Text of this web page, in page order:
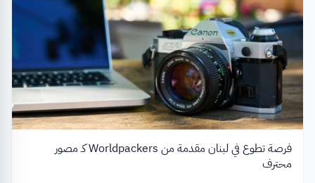
فرصة تطوع في لبنان مقدمة من Worldpackers كـ مصور
محترف